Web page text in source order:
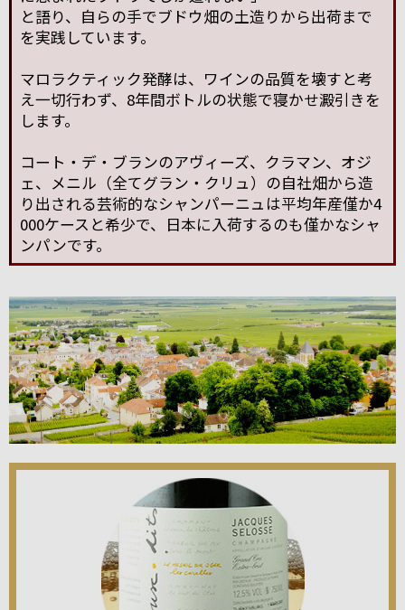
と語り、自らの手でブドウ畑の土造りから出荷まで
を実践しています。
マロラクティック発酵は、ワインの品質を壊すと考
え一切行わず、8年間ボトルの状態で寝かせ澱引きを
します。
コート・デ・ブランのアヴィーズ、クラマン、オジ
ェ、メニル（全てグラン・クリュ）の自社畑から造
り出される芸術的なシャンパーニュは平均年産僅か4
000ケースと希少で、日本に入荷するのも僅かなシャ
ンパンです。